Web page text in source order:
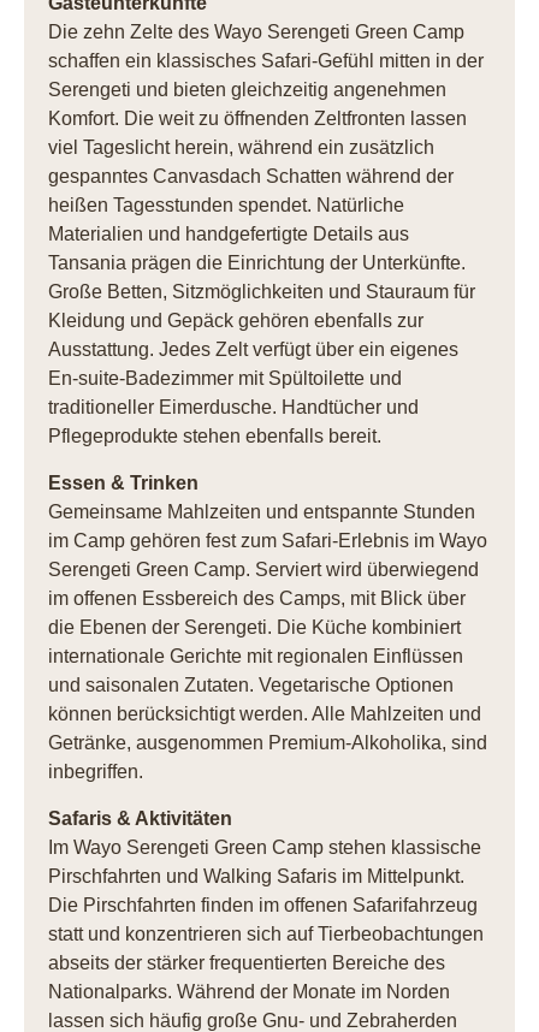
Die zehn Zelte des Wayo Serengeti Green Camp
schaffen ein klassisches Safari-Gefühl mitten in der
Serengeti und bieten gleichzeitig angenehmen
Komfort. Die weit zu öffnenden Zeltfronten lassen
viel Tageslicht herein, während ein zusätzlich
gespanntes Canvasdach Schatten während der
heißen Tagesstunden spendet. Natürliche
Materialien und handgefertigte Details aus
Tansania prägen die Einrichtung der Unterkünfte.
Große Betten, Sitzmöglichkeiten und Stauraum für
Kleidung und Gepäck gehören ebenfalls zur
Ausstattung. Jedes Zelt verfügt über ein eigenes
En-suite-Badezimmer mit Spültoilette und
traditioneller Eimerdusche. Handtücher und
Pflegeprodukte stehen ebenfalls bereit.
Essen & Trinken
Gemeinsame Mahlzeiten und entspannte Stunden
im Camp gehören fest zum Safari-Erlebnis im Wayo
Serengeti Green Camp. Serviert wird überwiegend
im offenen Essbereich des Camps, mit Blick über
die Ebenen der Serengeti. Die Küche kombiniert
internationale Gerichte mit regionalen Einflüssen
und saisonalen Zutaten. Vegetarische Optionen
können berücksichtigt werden. Alle Mahlzeiten und
Getränke, ausgenommen Premium-Alkoholika, sind
inbegriffen.
Safaris & Aktivitäten
Im Wayo Serengeti Green Camp stehen klassische
Pirschfahrten und Walking Safaris im Mittelpunkt.
Die Pirschfahrten finden im offenen Safarifahrzeug
statt und konzentrieren sich auf Tierbeobachtungen
abseits der stärker frequentierten Bereiche des
Nationalparks. Während der Monate im Norden
lassen sich häufig große Gnu- und Zebraherden